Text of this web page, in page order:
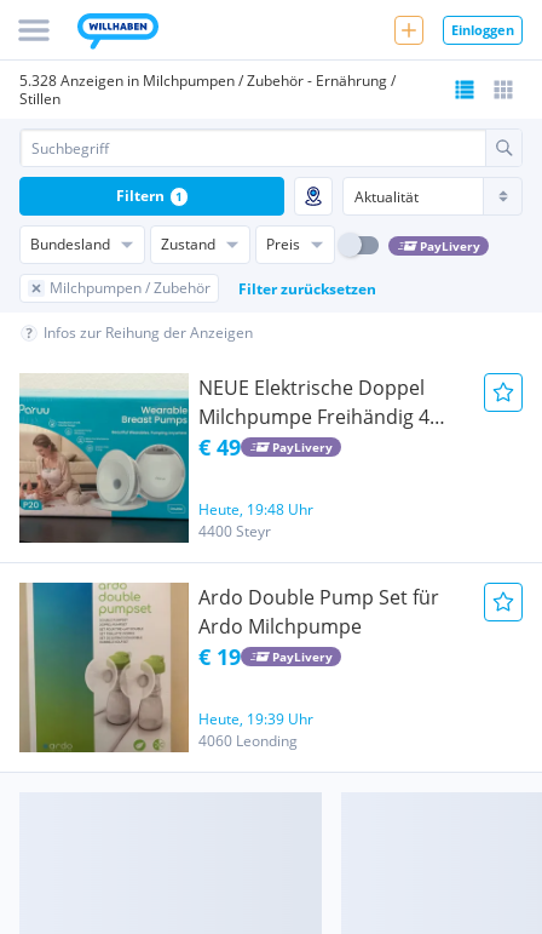
Einloggen
5.328 Anzeigen in Milchpumpen / Zubehör - Ernährung /
Stillen
Bundesland Zustand Preis PayLivery
Milchpumpen / Zubehör Filter zurücksetzen
Filtern 1
Infos zur Reihung der Anzeigen
NEUE Elektrische Doppel
Milchpumpe Freihändig 4
Modi
€ 49 PayLivery
Heute, 19:48 Uhr
4400 Steyr
Ardo Double Pump Set für
Ardo Milchpumpe
€ 19 PayLivery
Heute, 19:39 Uhr
4060 Leonding